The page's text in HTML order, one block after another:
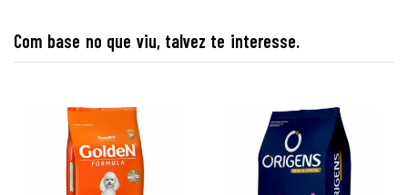
Com base no que viu, talvez te interesse.